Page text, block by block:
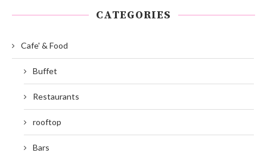
CATEGORIES
Cafe' & Food
Buffet
Restaurants
rooftop
Bars